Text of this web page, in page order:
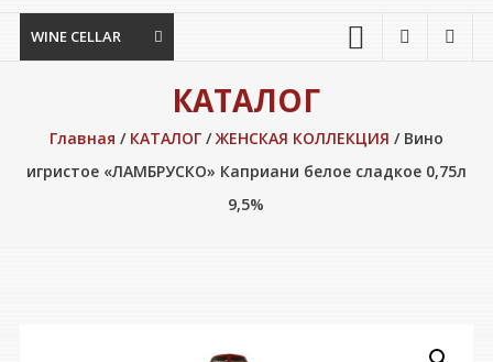
WINE CELLAR
КАТАЛОГ
Главная / КАТАЛОГ/ЖЕНСКАЯ КОЛЛЕКЦИЯ / Вино
игристое «ЛАМБРУСКО» Каприани белое сладкое 0,75л
9,5%